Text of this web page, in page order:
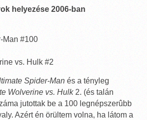
helyezése 2006-ban
Man #100
vs. Hulk #2
Spider-Man és a tényleg
Wolverine vs. Hulk2. (és talán
jutottak be a 100 legnépszerûbb
Azért én örültem volna, ha látom a